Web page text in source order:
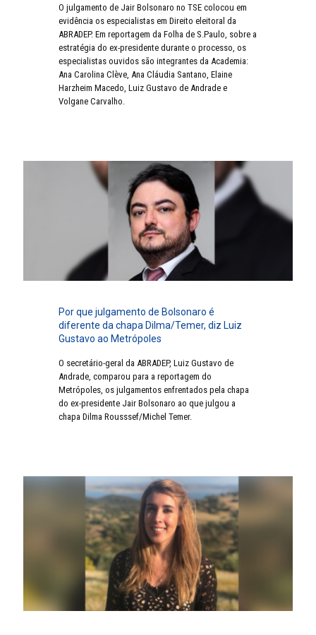
O julgamento de Jair Bolsonaro no TSE colocou em
evidência os especialistas em Direito eleitoral da
ABRADEP. Em reportagem da Folha de S.Paulo, sobre a
estratégia do ex-presidente durante o processo, os
especialistas ouvidos são integrantes da Academia:
Ana Carolina Clève, Ana Cláudia Santano, Elaine
Harzheim Macedo, Luiz Gustavo de Andrade e
Volgane Carvalho.
Por que julgamento de Bolsonaro é
diferente da chapa Dilma/Temer, diz Luiz
Gustavo ao Metrópoles
O secretário-geral da ABRADEP, Luiz Gustavo de
Andrade, comparou para a reportagem do
Metrópoles, os julgamentos enfrentados pela chapa
do ex-presidente Jair Bolsonaro ao que julgou a
chapa Dilma Rousssef/Michel Temer.